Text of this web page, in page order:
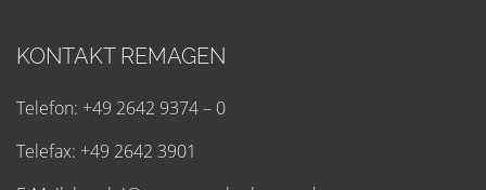
KONTAKT REMAGEN
Telefon: +49 2642 9374 – 0
Telefax: +49 2642 3901